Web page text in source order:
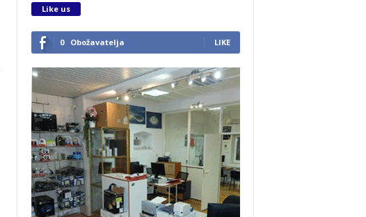
Like us
0 Obožavatelja LIKE